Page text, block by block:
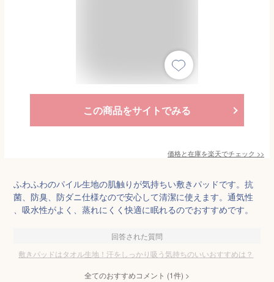
この商品をサイトでみる
価格と在庫を楽天でチェック >>
ふわふわのパイル生地の肌触りが気持ちい敷きパッドです。抗
菌、防臭、防ダニ仕様なので安心して清潔に使えます。通気性
、吸水性がよく、蒸れにくく快適に眠れるのでおすすめです。
回答された質問
敷きパッドはタオル生地！汗をしっかり吸う気持ちのいいおすすめは？
全てのおすすめコメント (1件) >